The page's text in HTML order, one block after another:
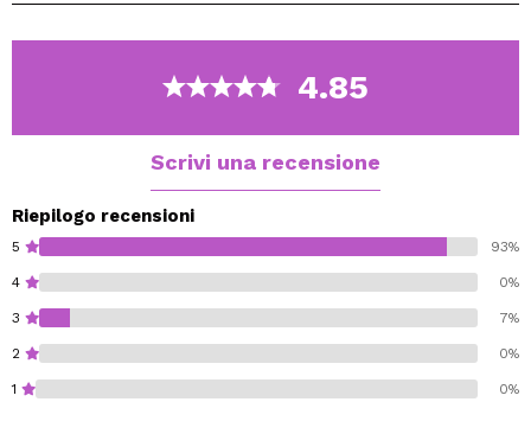
4.85
Scrivi una recensione
Riepilogo recensioni
5 93%
4 0%
3 7%
2 0%
1 0%